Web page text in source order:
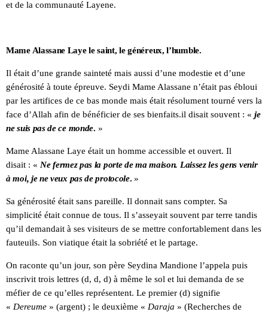
et de la communauté Layene.
Mame Alassane Laye le saint, le généreux, l’humble.
Il était d’une grande sainteté mais aussi d’une modestie et d’une
générosité à toute épreuve. Seydi Mame Alassane n’était pas ébloui
par les artifices de ce bas monde mais était résolument tourné vers la
face d’Allah afin de bénéficier de ses bienfaits.il disait souvent : « je
ne suis pas de ce monde. »
Mame Alassane Laye était un homme accessible et ouvert. Il
disait : « Ne fermez pas la porte de ma maison. Laissez les gens venir
à moi, je ne veux pas de protocole.»
Sa générosité était sans pareille. Il donnait sans compter. Sa
simplicité était connue de tous. Il s’asseyait souvent par terre tandis
qu’il demandait à ses visiteurs de se mettre confortablement dans les
fauteuils. Son viatique était la sobriété et le partage.
On raconte qu’un jour, son père Seydina Mandione l’appela puis
inscrivit trois lettres (d, d, d) à même le sol et lui demanda de se
méfier de ce qu’elles représentent. Le premier (d) signifie
« Dereume » (argent) ; le deuxième « Daraja » (Recherches de